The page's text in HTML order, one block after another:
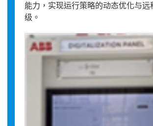
能力，实现运行策略的动态优化与远
级。